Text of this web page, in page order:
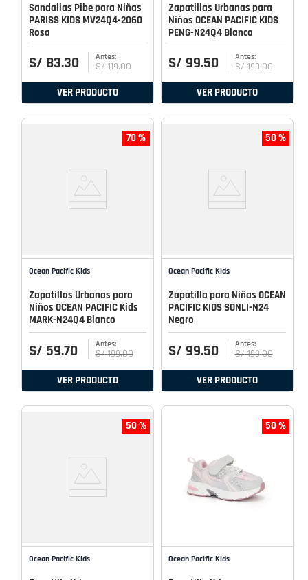
Sandalias Pibe para Niñas
PARISS KIDS MV24Q4-2060
Rosa
S/ 83.30 S/ 119.00
VER PRODUCTO
Zapatillas Urbanas para
Niños OCEAN PACIFIC KIDS
PENG-N24Q4 Blanco
S/ 99.50 S/ 199.00
VER PRODUCTO
70 %
Ocean Pacific Kids
Zapatillas Urbanas para
Niños OCEAN PACIFIC Kids
MARK-N24Q4 Blanco
S/ 59.70 S/ 199.00
VER PRODUCTO
50 %
Ocean Pacific Kids
Zapatilla para Niñas OCEAN
PACIFIC KIDS SONLI-N24
Negro
S/ 99.50 S/ 199.00
VER PRODUCTO
50 %
Ocean Pacific Kids
50 %
Ocean Pacific Kids